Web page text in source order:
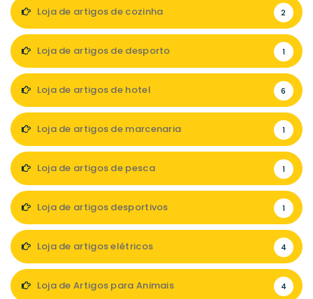
Loja de artigos de cozinha 2
Loja de artigos de desporto 1
Loja de artigos de hotel 6
Loja de artigos de marcenaria 1
Loja de artigos de pesca 1
Loja de artigos desportivos 1
Loja de artigos elétricos 4
Loja de Artigos para Animais 4